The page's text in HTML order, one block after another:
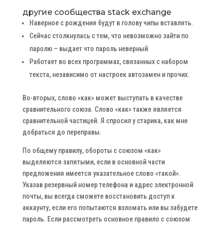
другие сообщества stack exchange
Наверное с рождения будут в голову чипы вставлять.
Сейчас столкнулась с тем, что невозможно зайти по
паролю – выдает что пароль неверный.
Работает во всех программах, связанных с набором
текста, независимо от настроек автозамен и прочих.
Во-вторых, слово «как» может выступать в качестве
сравнительного союза. Слово «как» также является
сравнительной частицей. Я спросил у старика, как мне
добраться до переправы.
По общему правилу, обороты с союзом «как»
выделяются запятыми, если в основной части
предложения имеется указательное слово «такой».
Указав резервный номер телефона и адрес электронной
почты, вы всегда сможете восстановить доступ к
аккаунту, если его попытаются взломать или вы забудете
пароль. Если рассмотреть основное правило с союзом